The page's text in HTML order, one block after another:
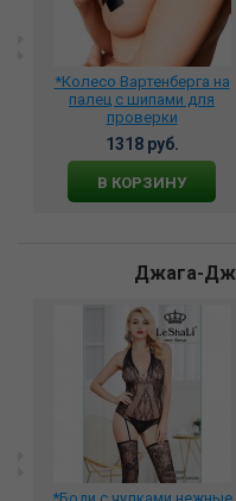
*Колесо Вартенберга на
палец с шипами для
проверки
чувствительности, 742-12
1318 руб.
В КОРЗИНУ
Джага-